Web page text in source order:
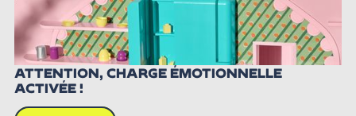
ATTENTION, CHARGE ÉMOTIONNELLE
ACTIVÉE !